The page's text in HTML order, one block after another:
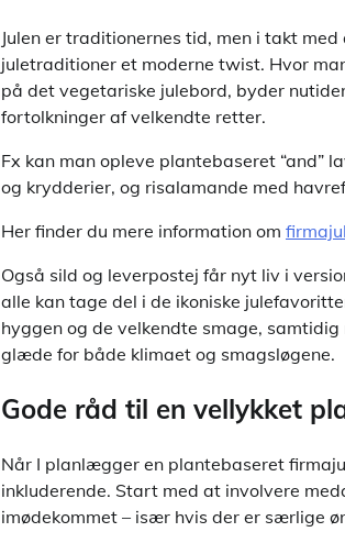
Julen er traditionernes tid, men i takt
juletraditioner et moderne twist. Hvor
på det vegetariske julebord, byder
fortolkninger af velkendte retter.
Fx kan man opleve plantebaseret “and”
og krydderier, og risalamande med
Her finder du mere information om
Også sild og leverpostej får nyt liv i
alle kan tage del i de ikoniske
hyggen og de velkendte smage,
glæde for både klimaet og smagsløgene.
Gode råd til en vellykket
Når I planlægger en plantebaseret
inkluderende. Start med at involvere
imødekommet – især hvis der er særlige